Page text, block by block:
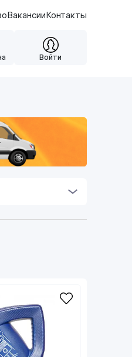
ВакансииКонтакты
Войти